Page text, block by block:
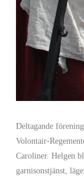
Deltagande
Volontair-
Caroliner. Helgen
garnisonstjänst,